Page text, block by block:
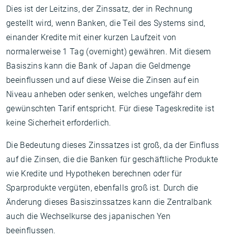
Dies ist der Leitzins, der Zinssatz, der in Rechnung
gestellt wird, wenn Banken, die Teil des Systems sind,
einander Kredite mit einer kurzen Laufzeit von
normalerweise 1 Tag (overnight) gewähren. Mit diesem
Basiszins kann die Bank of Japan die Geldmenge
beeinflussen und auf diese Weise die Zinsen auf ein
Niveau anheben oder senken, welches ungefähr dem
gewünschten Tarif entspricht. Für diese Tageskredite ist
keine Sicherheit erforderlich.
Die Bedeutung dieses Zinssatzes ist groß, da der Einfluss
auf die Zinsen, die die Banken für geschäftliche Produkte
wie Kredite und Hypotheken berechnen oder für
Sparprodukte vergüten, ebenfalls groß ist. Durch die
Änderung dieses Basiszinssatzes kann die Zentralbank
auch die Wechselkurse des japanischen Yen
beeinflussen.